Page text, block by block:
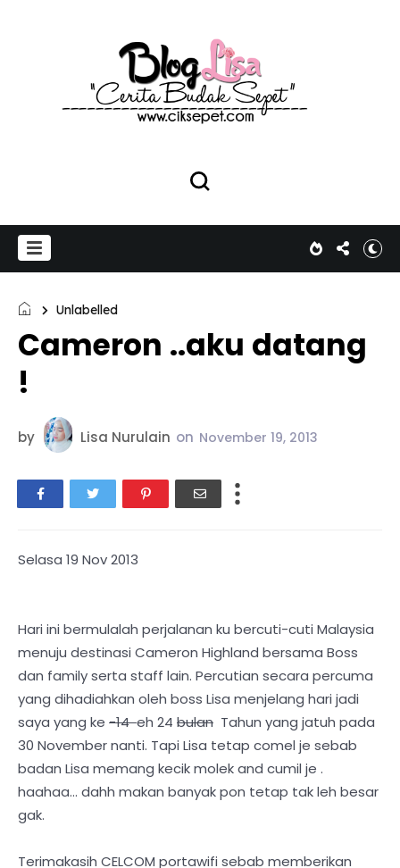
Unlabelled
Cameron ..aku datang
!
by Lisa Nurulain on November 19, 2013
Selasa 19 Nov 2013
Hari ini bermulalah perjalanan ku bercuti-cuti Malaysia
menuju destinasi Cameron Highland bersama Boss
dan family serta staff lain. Percutian secara percuma
yang dihadiahkan oleh boss Lisa menjelang hari jadi
saya yang ke -14eh 24 bulan Tahun yang jatuh pada
30 November nanti. Tapi Lisa tetap comel je sebab
badan Lisa memang kecik molek and cumil je .
haahaa... dahh makan banyak pon tetap tak leh besar
gak.
Terimakasih CELCOM portawifi sebab memberikan